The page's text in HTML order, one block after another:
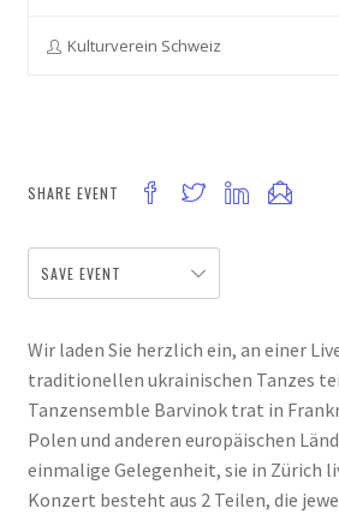
Kulturverein Schweiz
SHARE EVENT
SAVE EVENT
Wir laden Sie herzlich ein, an einer
traditionellen ukrainischen Tanzes
Tanzensemble Barvinok trat in
Polen und anderen europäischen
einmalige Gelegenheit, sie in Zürich
Konzert besteht aus 2 Teilen, die